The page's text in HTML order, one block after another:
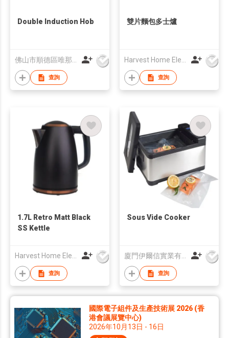
Double Induction Hob
查詢
雙片麵包多士爐
查詢
1.7L Retro Matt Black
SS Kettle
Harvest Home Electrical Ltd
查詢
Sous Vide Cooker
廈門伊爾信實業有限公司
查詢
國際電子組件及生產技術展 2026 (香
港會議展覽中心)
2026年10月13日 - 16日